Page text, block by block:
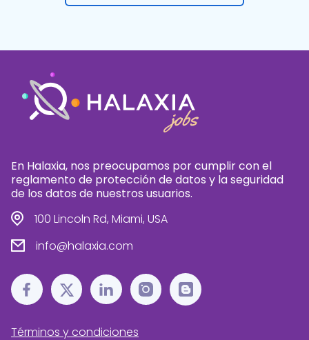
En Halaxia, nos preocupamos por cumplir con el
reglamento de protección de datos y la seguridad
de los datos de nuestros usuarios.
100 Lincoln Rd, Miami, USA
info@halaxia.com
Términos y condiciones